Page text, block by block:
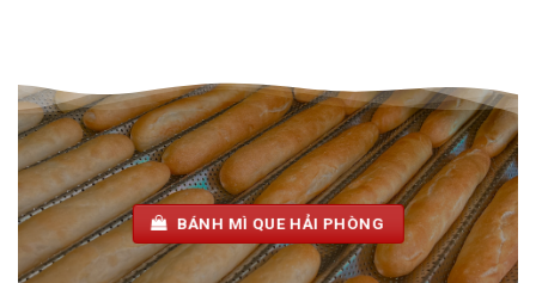
BÁNH MÌ QUE HẢI PHÒNG